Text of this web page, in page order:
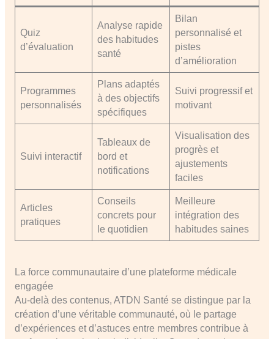
Quiz
d’évaluation
Analyse rapide
des habitudes
santé
Bilan
personnalisé et
pistes
d’amélioration
Programmes
personnalisés
Plans adaptés
à des objectifs
spécifiques
Suivi progressif et
motivant
Suivi interactif
Tableaux de
bord et
notifications
Visualisation des
progrès et
ajustements
faciles
Articles
pratiques
Conseils
concrets pour
le quotidien
Meilleure
intégration des
habitudes saines
La force communautaire d’une plateforme médicale
engagée
Au-delà des contenus, ATDN Santé se distingue par la
création d’une véritable communauté, où le partage
d’expériences et d’astuces entre membres contribue à